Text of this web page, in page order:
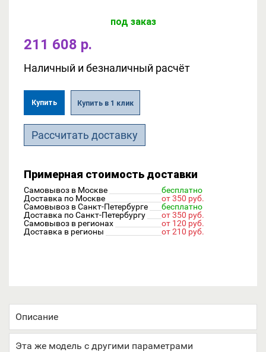
под заказ
211 608 р.
Наличный и безналичный расчёт
Купить Купить в 1 клик
Рассчитать доставку
Примерная стоимость доставки
Самовывоз в Москве
бесплатно
Доставка по Москве
от 350 руб.
Самовывоз в Санкт-Петербурге
бесплатно
Доставка по Санкт-Петербургу
от 350 руб.
Самовывоз в регионах
от 120 руб.
Доставка в регионы
от 210 руб.
Описание
Эта же модель с другими параметрами